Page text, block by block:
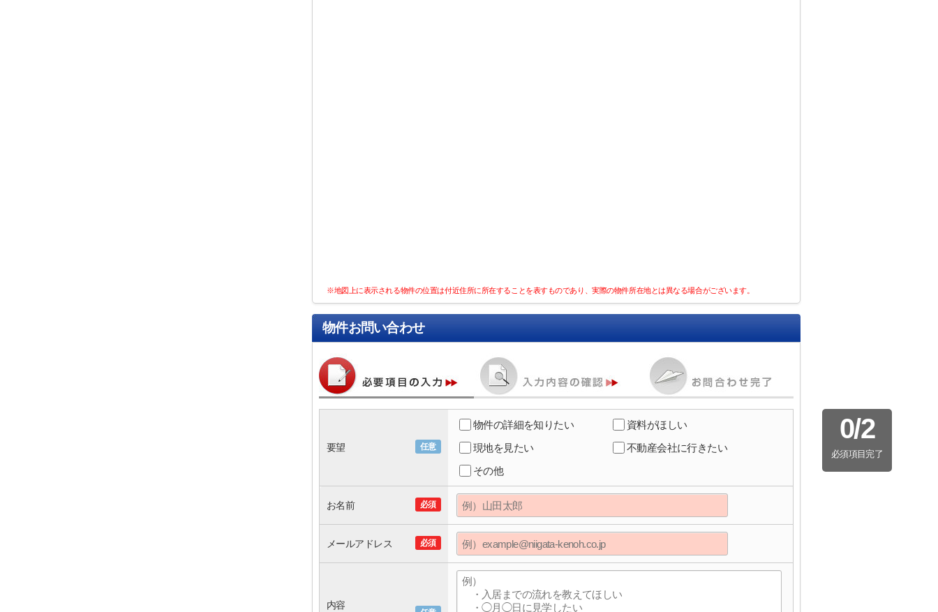
※地図上に表示される物件の位置は付近住所に所在することを表すものであり、実際の物件所在地とは異なる場合がございます。
物件お問い合わせ
0/2
必須項目完了
任意
要望
物件の詳細を知りたい
資料がほしい
現地を見たい
不動産会社に行きたい
その他
必須
お名前
必須
メールアドレス
内容